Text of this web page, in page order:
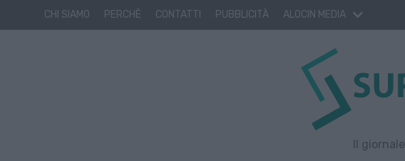
CHI SIAMO PERCHÈ CONTATTI PUBBLICITÀ ALOCIN MEDIA
Il